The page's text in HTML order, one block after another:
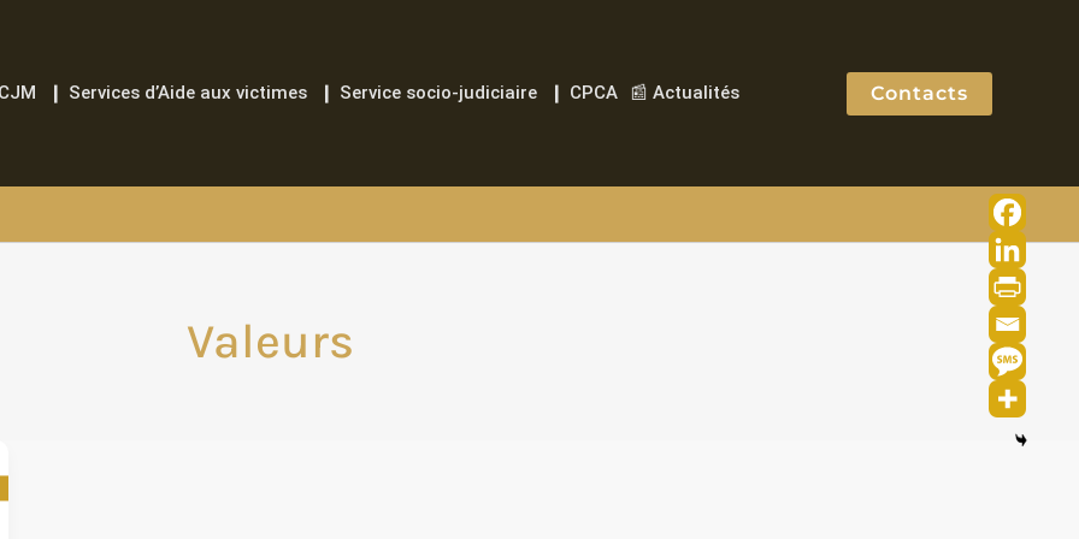
❙ Services d’Aide aux victimes ❙ Service socio-judiciaire ❙ CPCA 📰 Actualités Contacts
Valeurs